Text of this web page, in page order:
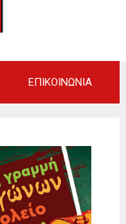
ΕΠΙΚΟΙΝΩΝΙΑ